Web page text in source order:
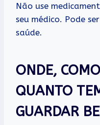
Não use
seu médico. Pode
saúde.
ONDE,
QUANTO
GUARDAR